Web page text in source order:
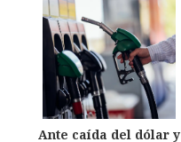
Ante caída del dólar y